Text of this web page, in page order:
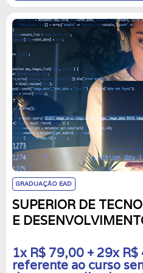
GRADUAÇÃO EAD
SUPERIOR DE
E
1x R$ 79,00 + 29x
referente ao curso